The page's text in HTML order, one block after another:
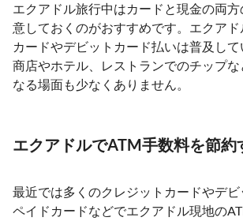
エクアドル旅行中はカードと現金の両
意しておくのがおすすめです。エクアド
カードやデビットカード払いは普及し
商店やホテル、レストランでのチップな
なる場面も少なくありません。
エクアドルでATM手数料を節約
最近では多くのクレジットカードやデビ
ペイドカードなどでエクアドル現地の